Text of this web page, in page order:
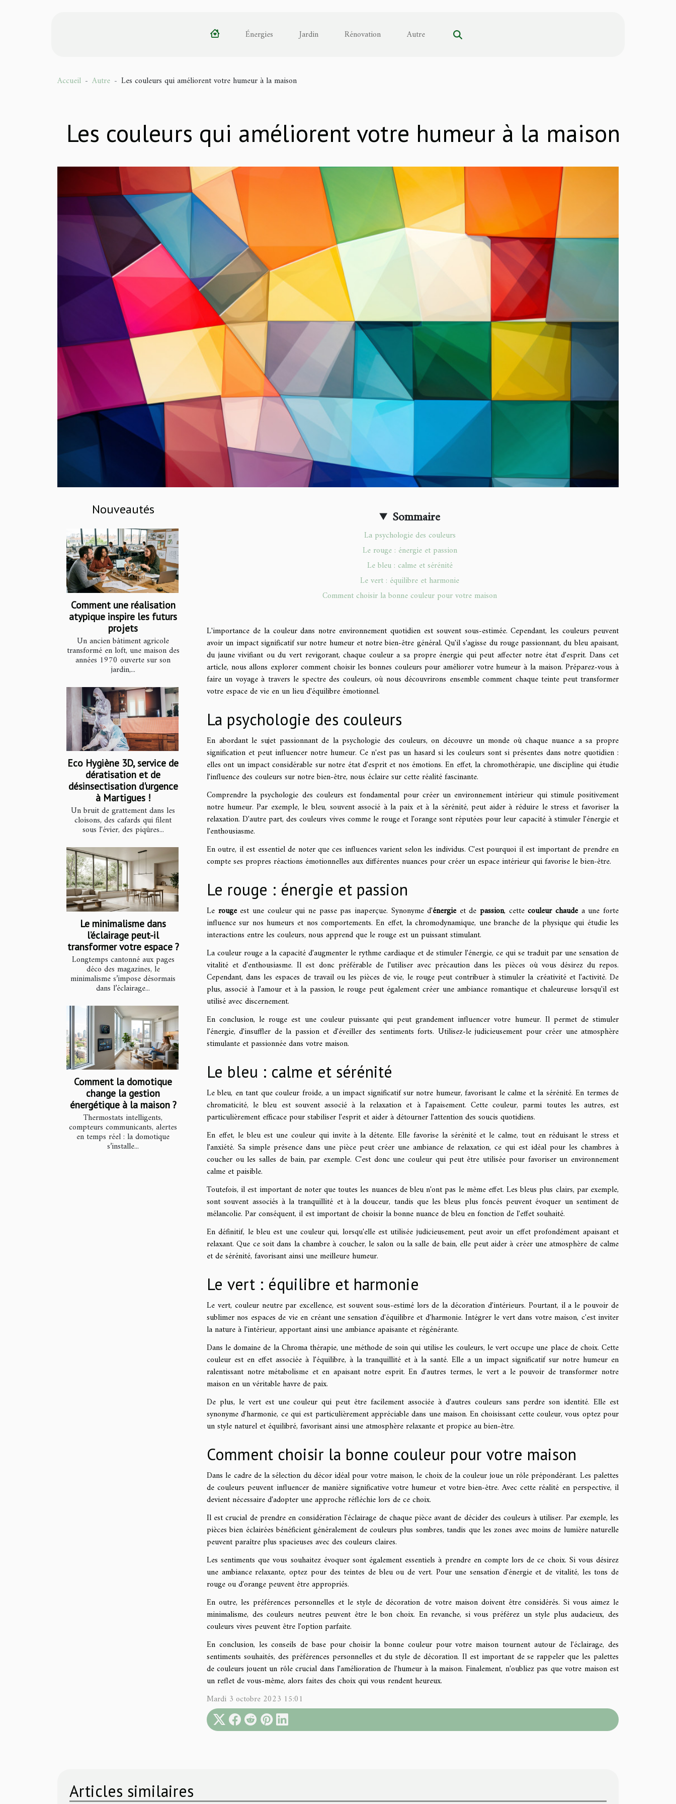
Énergies Jardin Rénovation Autre
Accueil Autre Les couleurs qui améliorent votre humeur à la maison
Les couleurs qui améliorent votre humeur à la maison
Nouveautés
Comment une réalisation
atypique inspire les futurs
projets
Un ancien bâtiment agricole
transformé en loft, une maison des
années 1970 ouverte sur son
jardin,...
Eco Hygiène 3D, service de
dératisation et de
désinsectisation d'urgence
à Martigues !
Un bruit de grattement dans les
cloisons, des cafards qui filent
sous l'évier, des piqûres...
Le minimalisme dans
l’éclairage peut-il
transformer votre espace ?
Longtemps cantonné aux pages
déco des magazines, le
minimalisme s’impose désormais
dans l’éclairage...
Comment la domotique
change la gestion
énergétique à la maison ?
Thermostats intelligents,
compteurs communicants, alertes
en temps réel : la domotique
s’installe...
Sommaire
La psychologie des couleurs
Le rouge : énergie et passion
Le bleu : calme et sérénité
Le vert : équilibre et harmonie
Comment choisir la bonne couleur pour votre maison
L'importance de la couleur dans notre environnement quotidien est souvent sous-estimée. Cependant, les couleurs peuvent
avoir un impact significatif sur notre humeur et notre bien-être général. Qu'il s'agisse du rouge passionnant, du bleu apaisant,
du jaune vivifiant ou du vert revigorant, chaque couleur a sa propre énergie qui peut affecter notre état d'esprit. Dans cet
article, nous allons explorer comment choisir les bonnes couleurs pour améliorer votre humeur à la maison. Préparez-vous à
faire un voyage à travers le spectre des couleurs, où nous découvrirons ensemble comment chaque teinte peut transformer
votre espace de vie en un lieu d'équilibre émotionnel.
La psychologie des couleurs
En abordant le sujet passionnant de la psychologie des couleurs, on découvre un monde où chaque nuance a sa propre
signification et peut influencer notre humeur. Ce n'est pas un hasard si les couleurs sont si présentes dans notre quotidien :
elles ont un impact considérable sur notre état d'esprit et nos émotions. En effet, la chromothérapie, une discipline qui étudie
l'influence des couleurs sur notre bien-être, nous éclaire sur cette réalité fascinante.
Comprendre la psychologie des couleurs est fondamental pour créer un environnement intérieur qui stimule positivement
notre humeur. Par exemple, le bleu, souvent associé à la paix et à la sérénité, peut aider à réduire le stress et favoriser la
relaxation. D'autre part, des couleurs vives comme le rouge et l'orange sont réputées pour leur capacité à stimuler l'énergie et
l'enthousiasme.
En outre, il est essentiel de noter que ces influences varient selon les individus. C'est pourquoi il est important de prendre en
compte ses propres réactions émotionnelles aux différentes nuances pour créer un espace intérieur qui favorise le bien-être.
Le rouge : énergie et passion
Le rougeest une couleur qui ne passe pas inaperçue. Synonyme d'énergieet depassion, cettecouleur chaudea une forte
influence sur nos humeurs et nos comportements. En effet, la chromodynamique, une branche de la physique qui étudie les
interactions entre les couleurs, nous apprend que le rouge est un puissant stimulant.
La couleur rouge a la capacité d'augmenter le rythme cardiaque et de stimuler l'énergie, ce qui se traduit par une sensation de
vitalité et d'enthousiasme. Il est donc préférable de l'utiliser avec précaution dans les pièces où vous désirez du repos.
Cependant, dans les espaces de travail ou les pièces de vie, le rouge peut contribuer à stimuler la créativité et l'activité. De
plus, associé à l'amour et à la passion, le rouge peut également créer une ambiance romantique et chaleureuse lorsqu'il est
utilisé avec discernement.
En conclusion, le rouge est une couleur puissante qui peut grandement influencer votre humeur. Il permet de stimuler
l'énergie, d'insuffler de la passion et d'éveiller des sentiments forts. Utilisez-le judicieusement pour créer une atmosphère
stimulante et passionnée dans votre maison.
Le bleu : calme et sérénité
Le bleu, en tant que couleur froide, a un impact significatif sur notre humeur, favorisant le calme et la sérénité. En termes de
chromaticité, le bleu est souvent associé à la relaxation et à l'apaisement. Cette couleur, parmi toutes les autres, est
particulièrement efficace pour stabiliser l'esprit et aider à détourner l'attention des soucis quotidiens.
En effet, le bleu est une couleur qui invite à la détente. Elle favorise la sérénité et le calme, tout en réduisant le stress et
l'anxiété. Sa simple présence dans une pièce peut créer une ambiance de relaxation, ce qui est idéal pour les chambres à
coucher ou les salles de bain, par exemple. C'est donc une couleur qui peut être utilisée pour favoriser un environnement
calme et paisible.
Toutefois, il est important de noter que toutes les nuances de bleu n'ont pas le même effet. Les bleus plus clairs, par exemple,
sont souvent associés à la tranquillité et à la douceur, tandis que les bleus plus foncés peuvent évoquer un sentiment de
mélancolie. Par conséquent, il est important de choisir la bonne nuance de bleu en fonction de l'effet souhaité.
En définitif, le bleu est une couleur qui, lorsqu'elle est utilisée judicieusement, peut avoir un effet profondément apaisant et
relaxant. Que ce soit dans la chambre à coucher, le salon ou la salle de bain, elle peut aider à créer une atmosphère de calme
et de sérénité, favorisant ainsi une meilleure humeur.
Le vert : équilibre et harmonie
Le vert, couleur neutre par excellence, est souvent sous-estimé lors de la décoration d'intérieurs. Pourtant, il a le pouvoir de
sublimer nos espaces de vie en créant une sensation d'équilibre et d'harmonie. Intégrer le vert dans votre maison, c'est inviter
la nature à l'intérieur, apportant ainsi une ambiance apaisante et régénérante.
Dans le domaine de la Chroma thérapie, une méthode de soin qui utilise les couleurs, le vert occupe une place de choix. Cette
couleur est en effet associée à l'équilibre, à la tranquillité et à la santé. Elle a un impact significatif sur notre humeur en
ralentissant notre métabolisme et en apaisant notre esprit. En d'autres termes, le vert a le pouvoir de transformer notre
maison en un véritable havre de paix.
De plus, le vert est une couleur qui peut être facilement associée à d'autres couleurs sans perdre son identité. Elle est
synonyme d'harmonie, ce qui est particulièrement appréciable dans une maison. En choisissant cette couleur, vous optez pour
un style naturel et équilibré, favorisant ainsi une atmosphère relaxante et propice au bien-être.
Comment choisir la bonne couleur pour votre maison
Dans le cadre de la sélection du décor idéal pour votre maison, le choix de la couleur joue un rôle prépondérant. Les palettes
de couleurs peuvent influencer de manière significative votre humeur et votre bien-être. Avec cette réalité en perspective, il
devient nécessaire d'adopter une approche réfléchie lors de ce choix.
Il est crucial de prendre en considération l'éclairage de chaque pièce avant de décider des couleurs à utiliser. Par exemple, les
pièces bien éclairées bénéficient généralement de couleurs plus sombres, tandis que les zones avec moins de lumière naturelle
peuvent paraître plus spacieuses avec des couleurs claires.
Les sentiments que vous souhaitez évoquer sont également essentiels à prendre en compte lors de ce choix. Si vous désirez
une ambiance relaxante, optez pour des teintes de bleu ou de vert. Pour une sensation d'énergie et de vitalité, les tons de
rouge ou d'orange peuvent être appropriés.
En outre, les préférences personnelles et le style de décoration de votre maison doivent être considérés. Si vous aimez le
minimalisme, des couleurs neutres peuvent être le bon choix. En revanche, si vous préférez un style plus audacieux, des
couleurs vives peuvent être l'option parfaite.
En conclusion, les conseils de base pour choisir la bonne couleur pour votre maison tournent autour de l'éclairage, des
sentiments souhaités, des préférences personnelles et du style de décoration. Il est important de se rappeler que les palettes
de couleurs jouent un rôle crucial dans l'amélioration de l'humeur à la maison. Finalement, n'oubliez pas que votre maison est
un reflet de vous-même, alors faites des choix qui vous rendent heureux.
Mardi 3 octobre 2023 15:01
Articles similaires